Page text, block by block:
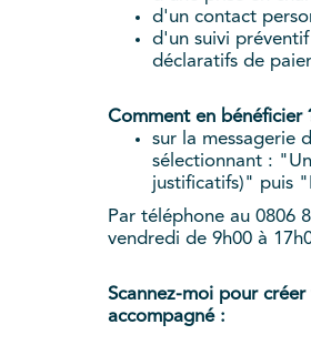
d'un contact
d'un suivi
déclaratifs de
Comment en bénéficier
sur la messagerie
sélectionnant :
justificatifs)" puis
Par téléphone au 0806
vendredi de 9h00 à
Scannez-moi pour
accompagné :